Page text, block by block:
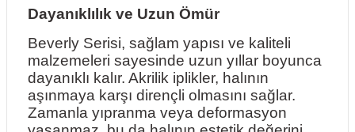
Dayanıklılık ve Uzun Ömür
Beverly Serisi, sağlam yapısı ve kaliteli
malzemeleri sayesinde uzun yıllar boyunca
dayanıklı kalır. Akrilik iplikler, halının
aşınmaya karşı dirençli olmasını sağlar.
Zamanla yıpranma veya deformasyon